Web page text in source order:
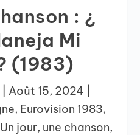
: ¿
Mi
(1983)
Août 15, 2024
, Eurovision 1983,
Un jour, une chanson,